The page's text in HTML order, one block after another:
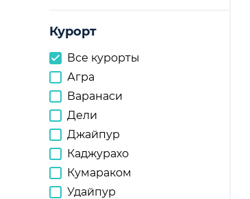
Курорт
Все курорты
Агра
Варанаси
Дели
Джайпур
Каджурахо
Кумараком
Удайпур